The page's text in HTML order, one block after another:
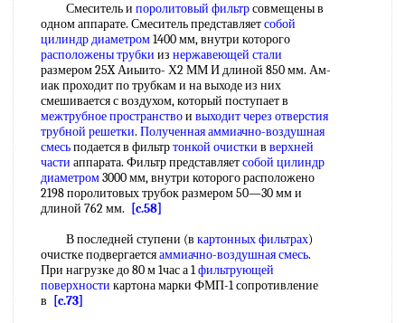
Смеситель и поролитовый фильтрсовмещены в
одном аппарате. Смеситель представляетсобой
цилиндр диаметром1400 мм, внутри которого
расположены трубки из нержавеющей стали
размером 25X Аиыито- Х2 ММ И длиной 850 мм. Ам-
иак проходит по трубкам и на выходе из них
смешивается с воздухом, который поступает в
межтрубное пространствои выходит через отверстия
трубной решетки. Полученная аммиачно-воздушная
смесьподается в фильтртонкой очистки в верхней
части аппарата. Фильтр представляетсобой цилиндр
диаметром3000 мм, внутри которого расположено
2198 поролитовых трубок размером 50—30 мм и
длиной 762 мм.
[c.58]
В последней ступени (в картонных фильтрах)
очистке подвергаетсяаммиачно-воздушная смесь.
При нагрузке до 80 м 1час а 1фильтрующей
поверхности картона марки ФМП-1 сопротивление
в
[c.73]